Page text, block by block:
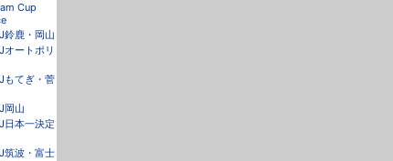
Cup
鈴鹿・岡山
オートポリ
もてぎ・菅
岡山
日本一決定
筑波・富士